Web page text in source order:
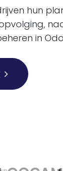
hun
in